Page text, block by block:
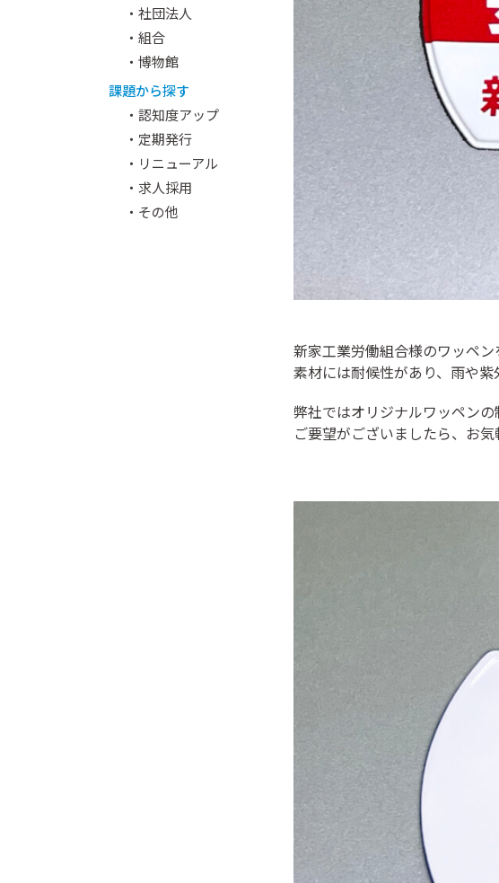
・社団法人
・組合
・博物館
課題から探す
・認知度アップ
・定期発行
・リニューアル
・求人採用
・その他
新家工業労働組合様のワッペン
素材には耐候性があり、雨や紫
弊社ではオリジナルワッペンの
ご要望がございましたら、お